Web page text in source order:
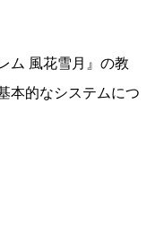
ム 風花雪月』の教
本的なシステムにつ